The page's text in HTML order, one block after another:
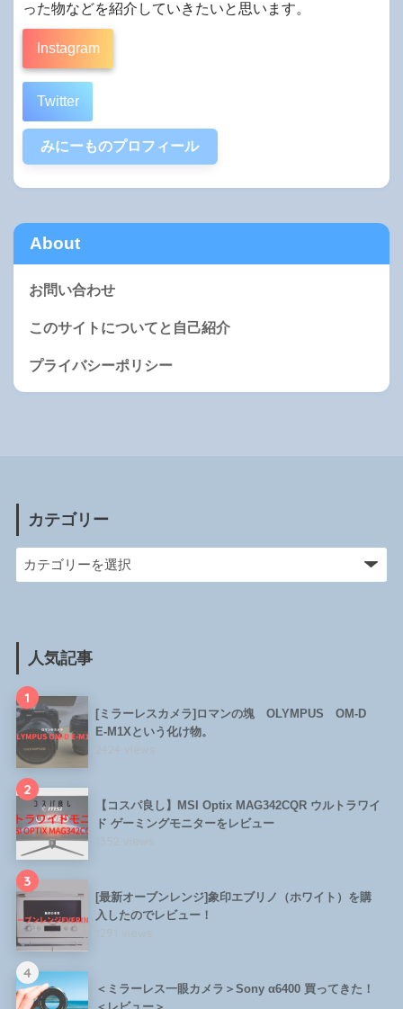
った物などを紹介していきたいと思います。
Instagram
Twitter
みにーものプロフィール
About
お問い合わせ
このサイトについてと自己紹介
プライバシーポリシー
カテゴリー
人気記事
1
[ミラーレスカメラ]ロマンの塊 OLYMPUS OM-D
E-M1Xという化け物。
2424 views
2
【コスパ良し】MSI Optix MAG342CQR ウルトラワイ
ド ゲーミングモニターをレビュー
1352 views
3
[最新オーブンレンジ]象印エブリノ（ホワイト）を購
入したのでレビュー！
1291 views
4
＜ミラーレス一眼カメラ＞Sony α6400 買ってきた！